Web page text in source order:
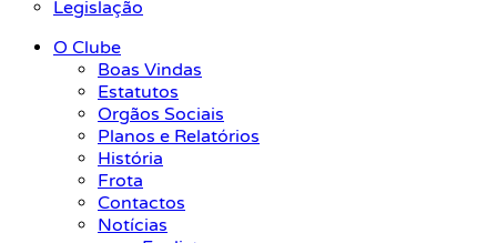
Legislação
O Clube
Boas Vindas
Estatutos
Orgãos Sociais
Planos e Relatórios
História
Frota
Contactos
Notícias